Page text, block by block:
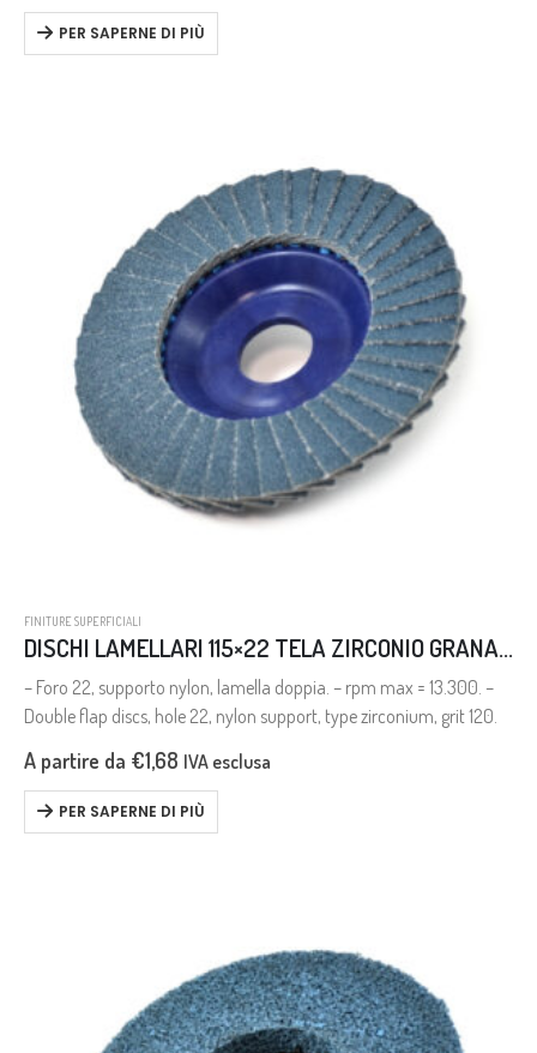
PER SAPERNE DI PIÙ
FINITURE SUPERFICIALI
DISCHI LAMELLARI 115×22 TELA ZIRCONIO GRANA 120
– Foro 22, supporto nylon, lamella doppia. – rpm max = 13.300. –
Double flap discs, hole 22, nylon support, type zirconium, grit 120.
A partire da €1,68 IVA esclusa
PER SAPERNE DI PIÙ